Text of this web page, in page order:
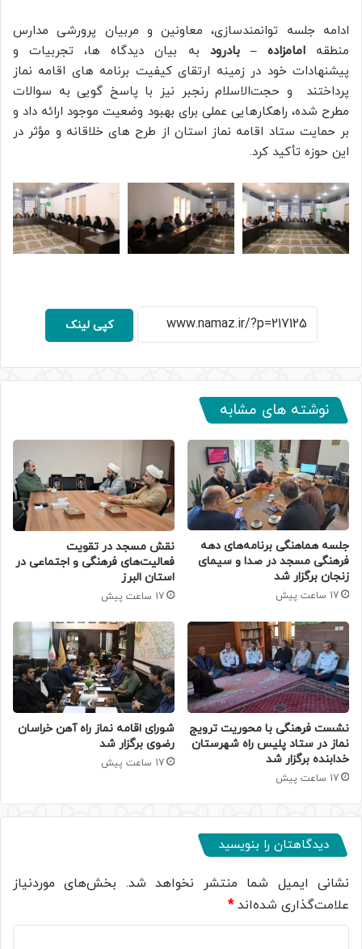
ادامه جلسه توانمندسازی، معاونین و مربیان پرورشی مدارس
منطقهامامزاده – بادرود به بیان دیدگاه ها، تجربیات و
پیشنهادات خود در زمینه ارتقای کیفیت برنامه های اقامه نماز
پرداختند و حجت‌الاسلام رنجبر نیز با پاسخ گویی به سوالات
مطرح شده، راهکارهایی عملی برای بهبود وضعیت موجود ارائه داد و
بر حمایت ستاد اقامه نماز استان از طرح های خلاقانه و مؤثر در
این حوزه تأکید کرد.
کپی لینک
نوشته های مشابه
جلسه هماهنگی برنامه‌های دهه
فرهنگی مسجد در صدا و سیمای
زنجان برگزار شد
17 ساعت پیش
نقش مسجد در تقویت
فعالیت‌های فرهنگی و اجتماعی در
استان البرز
17 ساعت پیش
نشست فرهنگی با محوریت ترویج
نماز در ستاد پلیس راه شهرستان
خدابنده برگزار شد
17 ساعت پیش
شورای اقامه نماز راه آهن خراسان
رضوی برگزار شد
17 ساعت پیش
دیدگاهتان را بنویسید
نشانی ایمیل شما منتشر نخواهد شد. بخش‌های موردنیاز
علامت‌گذاری شده‌اند*